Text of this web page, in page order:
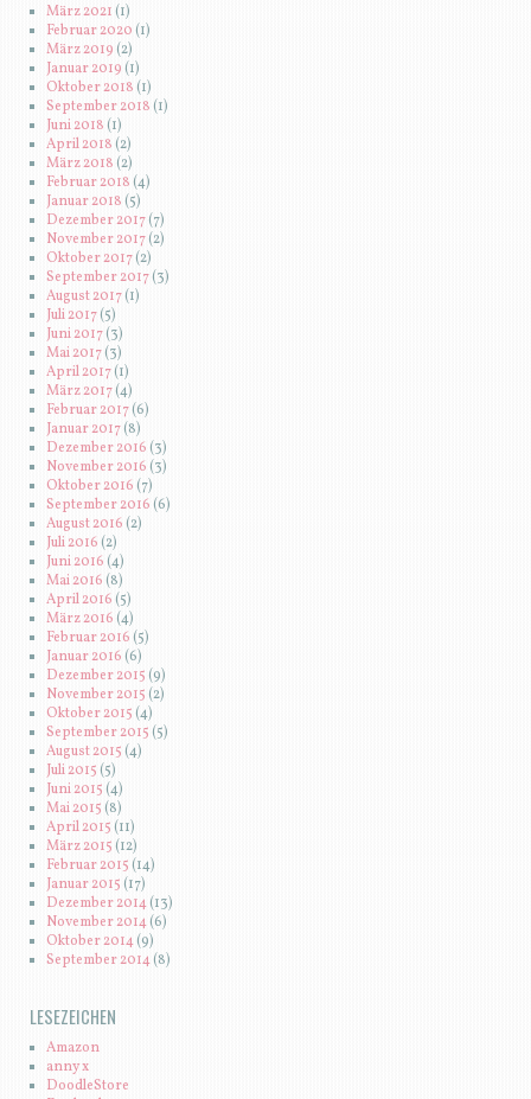
März 2021(1)
Februar 2020 (1)
März 2019 (2)
Januar 2019 (1)
Oktober 2018 (1)
September 2018 (1)
Juni 2018 (1)
April 2018 (2)
März 2018 (2)
Februar 2018(4)
Januar 2018 (5)
Dezember 2017(7)
November 2017(2)
Oktober 2017(2)
September 2017(3)
August 2017(1)
Juli 2017(5)
Juni 2017(3)
Mai 2017(3)
April 2017(1)
März 2017(4)
Februar 2017(6)
Januar 2017(8)
Dezember 2016 (3)
November 2016 (3)
Oktober 2016 (7)
September 2016 (6)
August 2016(2)
Juli 2016 (2)
Juni 2016 (4)
Mai 2016 (8)
April 2016 (5)
März 2016 (4)
Februar 2016(5)
Januar 2016 (6)
Dezember 2015 (9)
November 2015 (2)
Oktober 2015 (4)
September 2015 (5)
August 2015 (4)
Juli 2015 (5)
Juni 2015 (4)
Mai 2015(8)
April 2015 (11)
März 2015(12)
Februar 2015 (14)
Januar 2015 (17)
Dezember 2014(13)
November 2014(6)
Oktober 2014(9)
September 2014(8)
LESEZEICHEN
Amazon
anny x
DoodleStore